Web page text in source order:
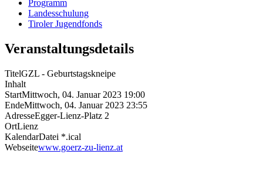
Programm
Landesschulung
Tiroler Jugendfonds
Veranstaltungsdetails
TitelGZL - Geburtstagskneipe
Inhalt
StartMittwoch, 04. Januar 2023 19:00
EndeMittwoch, 04. Januar 2023 23:55
AdresseEgger-Lienz-Platz 2
OrtLienz
KalendarDatei *.ical
Webseitewww.goerz-zu-lienz.at